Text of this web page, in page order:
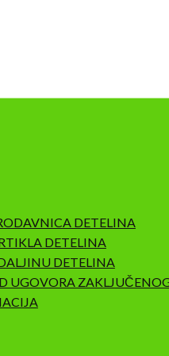
DETELINA
DETELINA
DETELINA
UGOVORA